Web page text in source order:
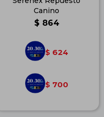
Canino
$ 864
$ 624
$ 700